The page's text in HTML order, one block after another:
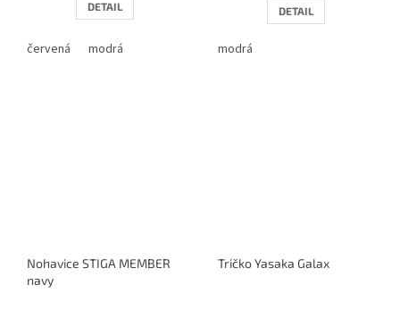
DETAIL
červená modrá
DETAIL
modrá
Nohavice STIGA MEMBER
navy
Tričko Yasaka Galax